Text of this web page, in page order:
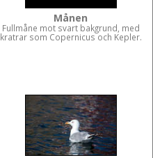
Månen
Fullmåne mot svart bakgrund, med
kratrar som Copernicus och Kepler.